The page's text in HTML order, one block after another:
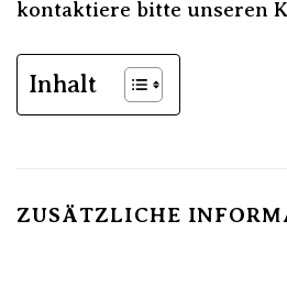
kontaktiere bitte unseren
Inhalt
ZUSÄTZLICHE